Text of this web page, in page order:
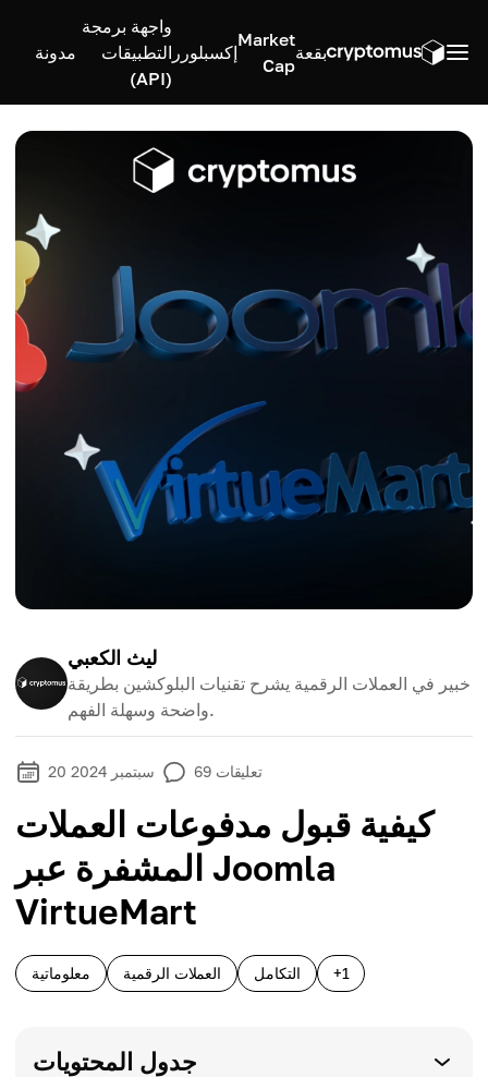
بقعة
Market
Cap
إكسبلورر
واجهة برمجة
التطبيقات
(API)
مدونة
ليث الكعبي
خبير في العملات الرقمية يشرح تقنيات البلوكشين بطريقة
واضحة وسهلة الفهم.
20 سبتمبر 2024 69 تعليقات
كيفية قبول مدفوعات العملات
المشفرة عبر Joomla
VirtueMart
معلوماتية العملات الرقمية التكامل +1
جدول المحتويات